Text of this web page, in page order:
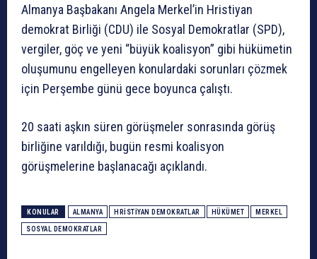
Almanya Başbakanı Angela Merkel’in Hristiyan
demokrat Birliği (CDU) ile Sosyal Demokratlar (SPD),
vergiler, göç ve yeni “büyük koalisyon” gibi hükümetin
oluşumunu engelleyen konulardaki sorunları çözmek
için Perşembe günü gece boyunca çalıştı.
20 saati aşkın süren görüşmeler sonrasında görüş
birliğine varıldığı, bugün resmi koalisyon
görüşmelerine başlanacağı açıklandı.
KONULAR ALMANYA HRİSTİYAN DEMOKRATLAR HÜKÜMET MERKEL
SOSYAL DEMOKRATLAR